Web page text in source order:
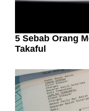
5 Sebab Orang
Takaful